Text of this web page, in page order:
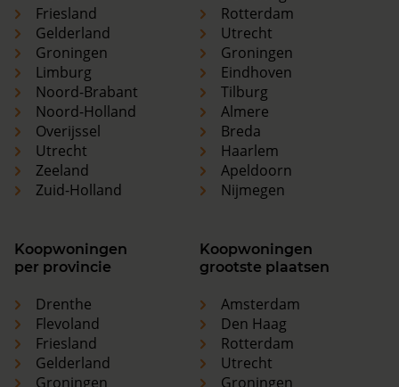
Friesland
Gelderland
Groningen
Limburg
Noord-Brabant
Noord-Holland
Overijssel
Utrecht
Zeeland
Zuid-Holland
Rotterdam
Utrecht
Groningen
Eindhoven
Tilburg
Almere
Breda
Haarlem
Apeldoorn
Nijmegen
Koopwoningen
per provincie
Drenthe
Flevoland
Friesland
Gelderland
Groningen
Koopwoningen
grootste plaatsen
Amsterdam
Den Haag
Rotterdam
Utrecht
Groningen